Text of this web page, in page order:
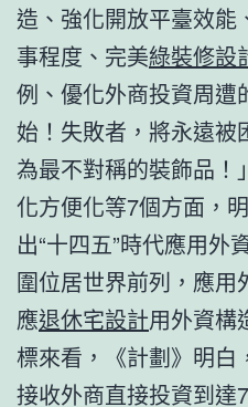
造、強化開放平臺效能
事程度、完美綠裝修設
例、優化外商投資周遭
始！失敗者，將永遠被
為最不對稱的裝飾品！
化方便化等7個方面，
出“十四五”時代應用外
圍位居世界前列，應用
應退休宅設計用外資構
標來看，《計劃》明白
接收外商直接投資到達